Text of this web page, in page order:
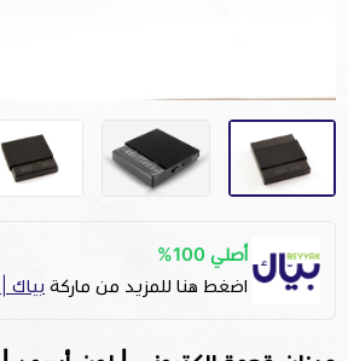
أصلي 100%
اضغط هنا للمزيد من ماركة بياك | Beyyak